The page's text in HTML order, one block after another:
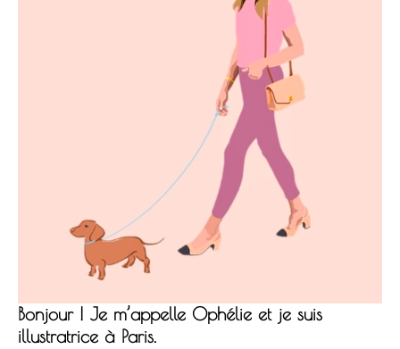
Bonjour ! Je m’appelle Ophélie et je suis
illustratrice à Paris.